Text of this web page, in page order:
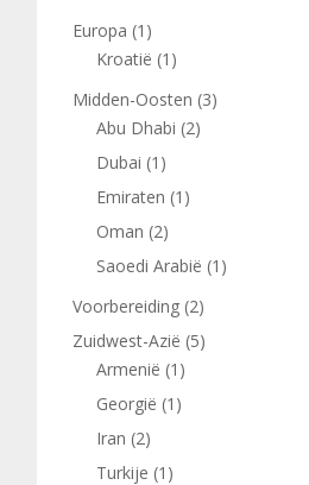
Europa (1)
Kroatië (1)
Midden-Oosten (3)
Abu Dhabi (2)
Dubai (1)
Emiraten (1)
Oman (2)
Saoedi Arabië (1)
Voorbereiding (2)
Zuidwest-Azië (5)
Armenië (1)
Georgië (1)
Iran (2)
Turkije (1)